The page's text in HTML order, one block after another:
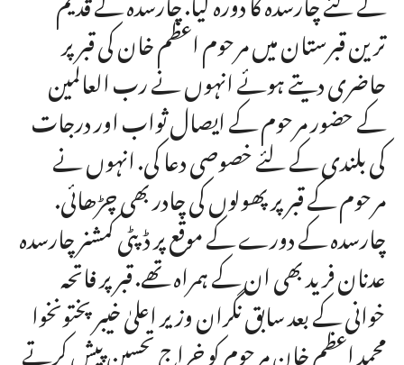
ترین قبرستان میں مرحوم اعظم خان کی قبر پر
حاضری دیتے ہوئے انہوں نے رب العالمین
کے حضور مرحوم کے ایصال ثواب اور درجات
کی بلندی کے لئے خصوصی دعا کی. انہوں نے
مرحوم کے قبر پر پھولوں کی چادر بھی چڑھائی.
چارسدہ کے دورے کے موقع پر ڈپٹی کمشنر چارسدہ
عدنان فرید بھی ان کے ہمراہ تھے. قبر پر فاتحہ
خوانی کے بعد سابق نگران وزیر اعلیٰ خیبرپختونخوا
محمد اعظم خان مرحوم کو خراج تحسین پیش کرتے